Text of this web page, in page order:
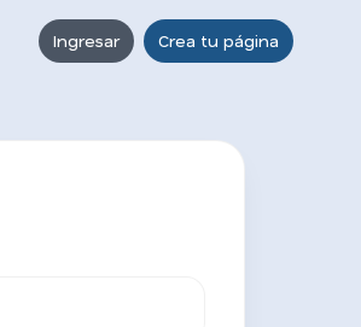
Ingresar Crea tu página